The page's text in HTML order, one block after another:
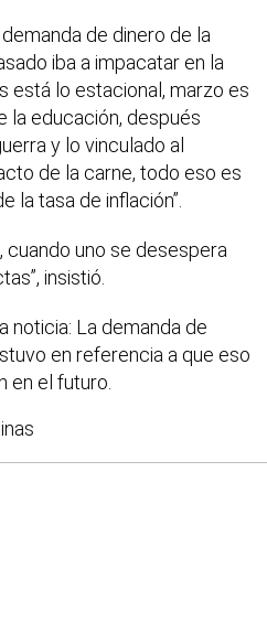
de dinero de la
iba a impacatar en la
está lo estacional, marzo es
la educación, después
y lo vinculado al
de la carne, todo eso es
la tasa de inflación”.
cuando uno se desespera
insistió.
noticia: La demanda de
en referencia a que eso
en el futuro.